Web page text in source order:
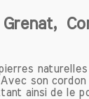
au Brésil,
et sa
est
son
ainsi de le